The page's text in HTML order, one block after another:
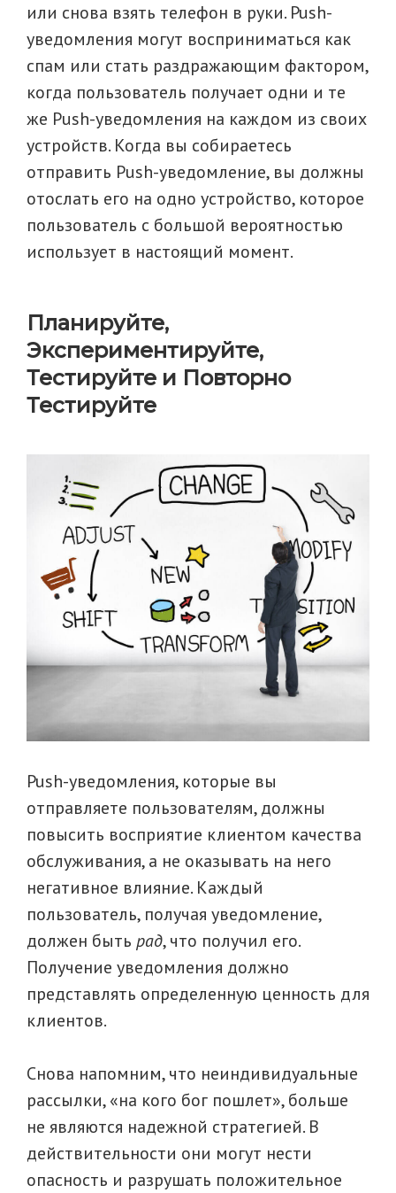
или снова взять телефон в руки. Push-
уведомления могут восприниматься как
спам или стать раздражающим фактором,
когда пользователь получает одни и те
же Рush-уведомления на каждом из своих
устройств. Когда вы собираетесь
отправить Рush-уведомление, вы должны
отослать его на одно устройство, которое
пользователь с большой вероятностью
использует в настоящий момент.
Планируйте,
Экспериментируйте,
Тестируйте и Повторно
Тестируйте
Push-уведомления, которые вы
отправляете пользователям, должны
повысить восприятие клиентом качества
обслуживания, а не оказывать на него
негативное влияние. Каждый
пользователь, получая уведомление,
должен быть рад, что получил его.
Получение уведомления должно
представлять определенную ценность для
клиентов.
Снова напомним, что неиндивидуальные
рассылки, «на кого бог пошлет», больше
не являются надежной стратегией. В
действительности они могут нести
опасность и разрушать положительное